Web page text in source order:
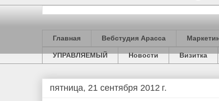
Главная Вебстудия Арасса
УПРАВЛЯЕМЫЙ Новости Визитка
пятница, 21 сентября 2012 г.